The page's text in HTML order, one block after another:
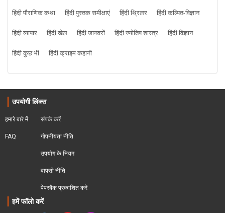
हिंदी पौराणिक कथा
हिंदी पुस्तक समीक्षाएं हिंदी थ्रिलर
हिंदी कल्पित-विज्ञान
हिंदी व्यापार
हिंदी खेल हिंदी जानवरों हिंदी ज्योतिष शास्त्र
हिंदी विज्ञान
हिंदी कुछ भी
हिंदी क्राइम कहानी
उपयोगी लिंक्स
हमारे बारे में
FAQ
संपर्क करें
गोपनीयता नीति
उपयोग के नियम
वापसी नीति
पेपरबैक प्रकाशित करें
हमें फॉलो करें